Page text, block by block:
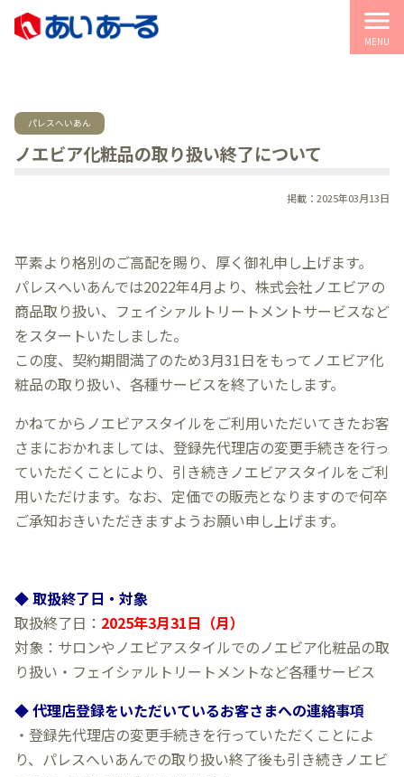
menu
MENU
パレスへいあん
ノエビア化粧品の取り扱い終了について
掲載：2025年03月13日
平素より格別のご高配を賜り、厚く御礼申し上げます。
パレスへいあんでは2022年4月より、株式会社ノエビアの
商品取り扱い、フェイシァルトリートメントサービスなど
をスタートいたしました。
この度、契約期間満了のため3月31日をもってノエビア化
粧品の取り扱い、各種サービスを終了いたします。
かねてからノエビアスタイルをご利用いただいてきたお客
さまにおかれましては、登録先代理店の変更手続きを行っ
ていただくことにより、引き続きノエビアスタイルをご利
用いただけます。なお、定価での販売となりますので何卒
ご承知おきいただきますようお願い申し上げます。
◆ 取扱終了日・対象
取扱終了日： 2025年3月31日（月）
対象：サロンやノエビアスタイルでのノエビア化粧品の取
り扱い・フェイシァルトリートメントなど各種サービス
◆ 代理店登録をいただいているお客さまへの連絡事項
・登録先代理店の変更手続きを行っていただくことによ
り、パレスへいあんでの取り扱い終了後も引き続きノエビ